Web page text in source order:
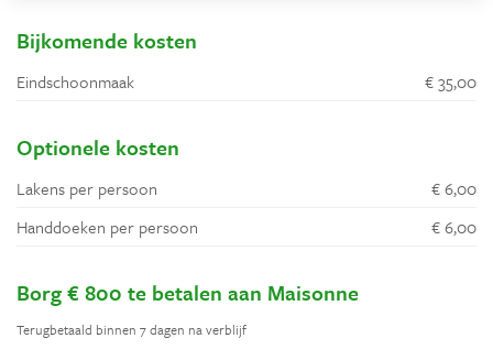
Bijkomende kosten
Eindschoonmaak € 35,00
Optionele kosten
Lakens per persoon
€ 6,00
Handdoeken per persoon
€ 6,00
Borg € 800 te betalen aan Maisonne
Terugbetaald binnen 7 dagen na verblijf